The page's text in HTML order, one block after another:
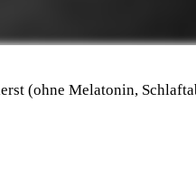
(ohne Melatonin,